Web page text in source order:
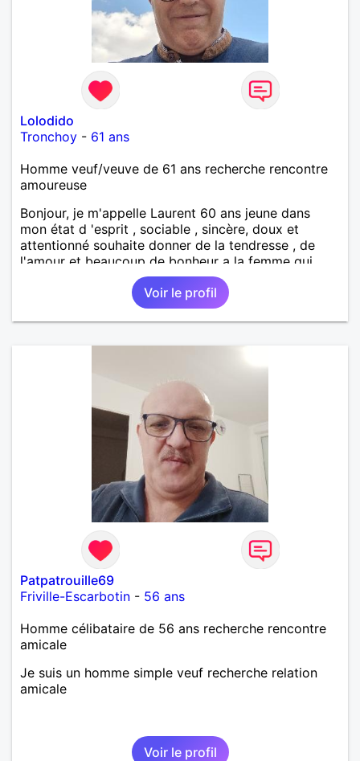
Lolodido
Tronchoy - 61 ans
Homme veuf/veuve de 61 ans recherche rencontre
amoureuse
Bonjour, je m'appelle Laurent 60 ans jeune dans
mon état d 'esprit , sociable , sincère, doux et
attentionné souhaite donner de la tendresse , de
l'amour et beaucoup de bonheur a la femme qui
souhaitera partager ma vie . Bientôt en retraite a la
fin de l 'année et libre de toute contrainte. Digne de
confiance à la femme qui voudras m 'en accorder
en toute sincérité. Pour le reste venez me découvrir
Voir le profil
Patpatrouille69
Friville-Escarbotin - 56 ans
Homme célibataire de 56 ans recherche rencontre
amicale
Je suis un homme simple veuf recherche relation
amicale
Voir le profil